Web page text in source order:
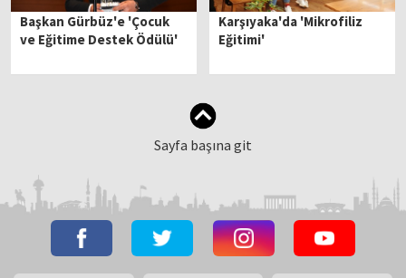
Başkan Gürbüz'e 'Çocuk
ve Eğitime Destek Ödülü'
Karşıyaka'da 'Mikrofiliz
Eğitimi'
Sayfa başına git